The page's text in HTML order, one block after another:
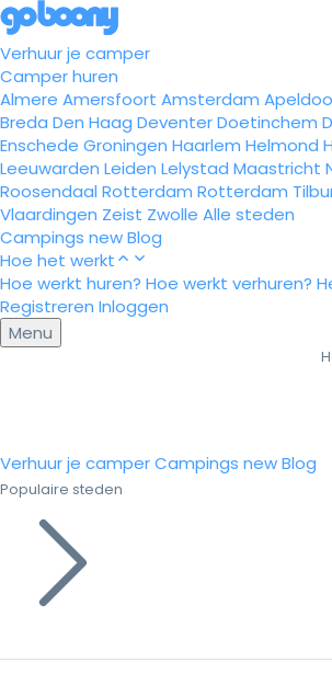
Verhuur je camper
Camper huren
Almere Amersfoort Amsterdam
Breda Den Haag DeventerDoetinchem
Enschede Groningen Haarlem Helmond
Leeuwarden Leiden Lelystad Maastricht
Roosendaal Rotterdam Rotterdam
Vlaardingen Zeist Zwolle Alle steden
Campings newBlog
Hoe het werkt
Hoe werkt huren? Hoe werkt verhuren?
Registreren Inloggen
Menu
Verhuur je camperCampings newBlog
Populaire steden